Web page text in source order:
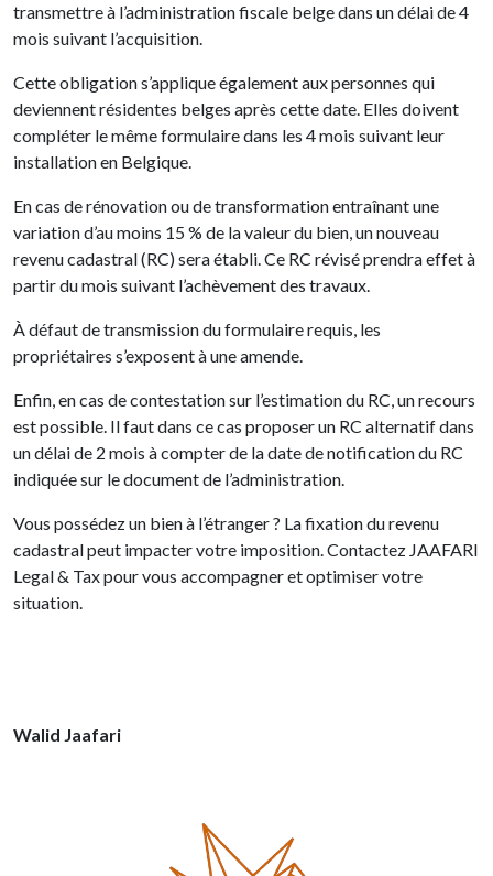
transmettre à l’administration fiscale belge dans un délai de 4
mois suivant l’acquisition.
Cette obligation s’applique également aux personnes qui
deviennent résidentes belges après cette date. Elles doivent
compléter le même formulaire dans les 4 mois suivant leur
installation en Belgique.
En cas de rénovation ou de transformation entraînant une
variation d’au moins 15 % de la valeur du bien, un nouveau
revenu cadastral (RC) sera établi. Ce RC révisé prendra effet à
partir du mois suivant l’achèvement des travaux.
À défaut de transmission du formulaire requis, les
propriétaires s’exposent à une amende.
Enfin, en cas de contestation sur l’estimation du RC, un recours
est possible. Il faut dans ce cas proposer un RC alternatif dans
un délai de 2 mois à compter de la date de notification du RC
indiquée sur le document de l’administration.
Vous possédez un bien à l’étranger ? La fixation du revenu
cadastral peut impacter votre imposition. Contactez JAAFARI
Legal & Tax pour vous accompagner et optimiser votre
situation.
Walid Jaafari